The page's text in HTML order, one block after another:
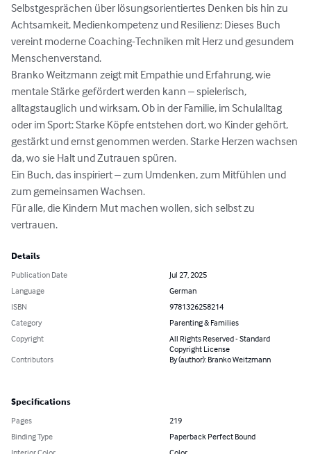
Selbstgesprächen über lösungsorientiertes Denken bis hin zu
Achtsamkeit, Medienkompetenz und Resilienz: Dieses Buch
vereint moderne Coaching-Techniken mit Herz und gesundem
Menschenverstand.
Branko Weitzmann zeigt mit Empathie und Erfahrung, wie
mentale Stärke gefördert werden kann – spielerisch,
alltagstauglich und wirksam. Ob in der Familie, im Schulalltag
oder im Sport: Starke Köpfe entstehen dort, wo Kinder gehört,
gestärkt und ernst genommen werden. Starke Herzen wachsen
da, wo sie Halt und Zutrauen spüren.
Ein Buch, das inspiriert – zum Umdenken, zum Mitfühlen und
zum gemeinsamen Wachsen.
Für alle, die Kindern Mut machen wollen, sich selbst zu
vertrauen.
Details
Publication Date
Jul 27, 2025
Language
German
ISBN
9781326258214
Category
Parenting & Families
Copyright
All Rights Reserved - Standard
Copyright License
Contributors
By (author): Branko Weitzmann
Specifications
Pages
219
Binding Type
Paperback Perfect Bound